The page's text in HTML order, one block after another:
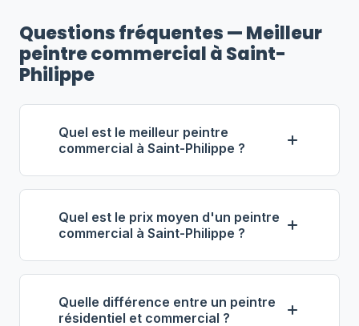
Questions fréquentes — Meilleur
peintre commercial à Saint-
Philippe
Quel est le meilleur peintre
commercial à Saint-Philippe ?
Selon notre classement,Groupe
Tessier — Commercial
(propriétaire :
Bruno Tessier) se distingue comme le
Saint-Philippe. Note : 4.6/5 (112 avis), 7
ans d'expérience, équipe de 17
employés.
Quel est le prix moyen d'un peintre
commercial à Saint-Philippe ?
À Saint-Philippe, les entrepreneurs en
peinture commerciale facturent entre
58 $ et 93 $ de l'heure. Pour 1 000
Quelle différence entre un peintre
résidentiel et commercial ?